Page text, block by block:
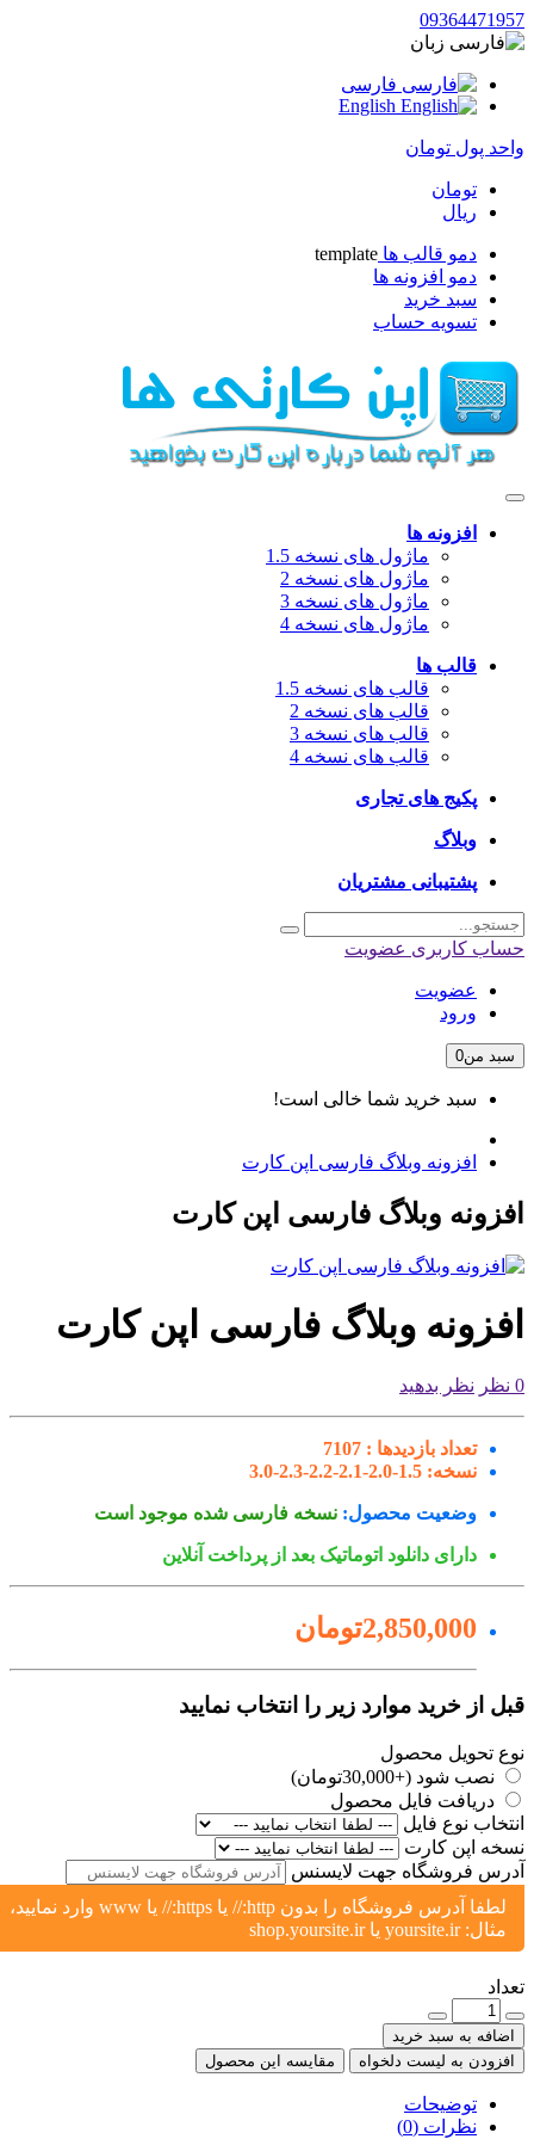
زبان
فارسی
English
پول تومان
تومان
ریال
دمو قالب ها template
دمو افزونه ها
سبد خرید
تسویه حساب
افزونه ها
ماژول های نسخه 1.5
ماژول های نسخه 2
ماژول های نسخه 3
ماژول های نسخه 4
قالب ها
قالب های نسخه 1.5
قالب های نسخه 2
قالب های نسخه 3
قالب های نسخه 4
پکیج های تجاری
وبلاگ
پشتیبانی مشتریان
کاربری عضویت
عضویت
ورود
من0
سبد خرید شما خالی است!
افزونه وبلاگ فارسی اپن کارت
وبلاگ فارسی اپن کارت
وبلاگ فارسی اپن کارت
نظر بدهید
تعداد بازدیدها : 7107
نسخه: 1.5-2.0-2.1-2.2-2.3-3.0
وضعیت محصول:نسخه فارسی شده موجود است
دارای دانلود اتوماتیک بعد از پرداخت آنلاین
2,850,000تومان
از خرید موارد زیر را انتخاب نمایید
تحویل محصول
نصب شود (+30,000تومان)
دریافت فایل محصول
نوع فایل
اپن کارت
فروشگاه جهت لایسنس
لطفا آدرس فروشگاه را بدون http:// یا https:// یا www وارد نمایید،
مثال: yoursite.ir یا shop.yoursite.ir
به سبد خرید
به لیست دلخواه
مقایسه این محصول
توضیحات
نظرات (0)